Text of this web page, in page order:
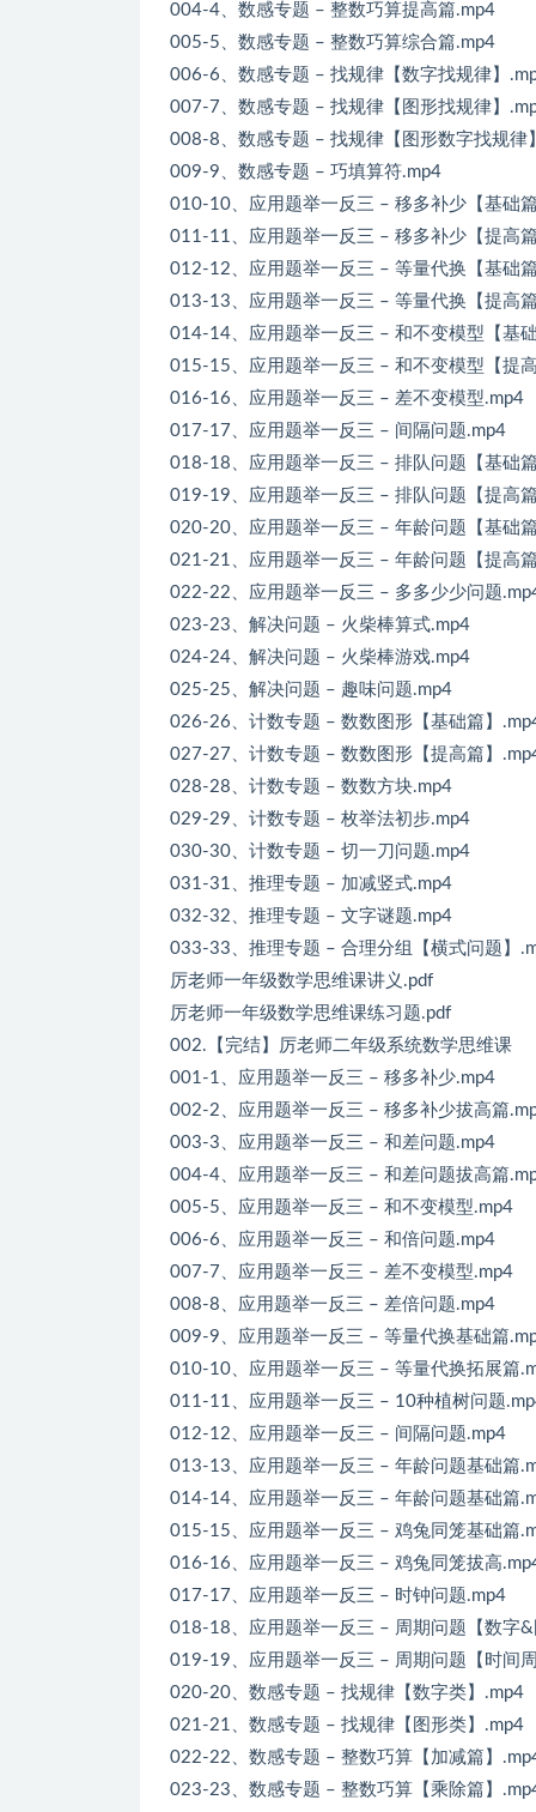
004-4、数感专题 – 整数巧算提高篇.mp4
005-5、数感专题 – 整数巧算综合篇.mp4
006-6、数感专题 – 找规律【数字找规律】
007-7、数感专题 – 找规律【图形找规律】
008-8、数感专题 – 找规律【图形数字找规律
009-9、数感专题 – 巧填算符.mp4
010-10、应用题举一反三 – 移多补少【基础
011-11、应用题举一反三 – 移多补少【提高
012-12、应用题举一反三 – 等量代换【基础
013-13、应用题举一反三 – 等量代换【提高
014-14、应用题举一反三 – 和不变模型【基
015-15、应用题举一反三 – 和不变模型【提
016-16、应用题举一反三 – 差不变模型.mp4
017-17、应用题举一反三 – 间隔问题.mp4
018-18、应用题举一反三 – 排队问题【基础
019-19、应用题举一反三 – 排队问题【提高
020-20、应用题举一反三 – 年龄问题【基础
021-21、应用题举一反三 – 年龄问题【提高
022-22、应用题举一反三 – 多多少少问题
023-23、解决问题 – 火柴棒算式.mp4
024-24、解决问题 – 火柴棒游戏.mp4
025-25、解决问题 – 趣味问题.mp4
026-26、计数专题 – 数数图形【基础篇】
027-27、计数专题 – 数数图形【提高篇】
028-28、计数专题 – 数数方块.mp4
029-29、计数专题 – 枚举法初步.mp4
030-30、计数专题 – 切一刀问题.mp4
031-31、推理专题 – 加减竖式.mp4
032-32、推理专题 – 文字谜题.mp4
033-33、推理专题 – 合理分组【横式问题】
厉老师一年级数学思维课讲义.pdf
厉老师一年级数学思维课练习题.pdf
002.【完结】厉老师二年级系统数学思维课
001-1、应用题举一反三 – 移多补少.mp4
002-2、应用题举一反三 – 移多补少拔高篇
003-3、应用题举一反三 – 和差问题.mp4
004-4、应用题举一反三 – 和差问题拔高篇
005-5、应用题举一反三 – 和不变模型.mp4
006-6、应用题举一反三 – 和倍问题.mp4
007-7、应用题举一反三 – 差不变模型.mp4
008-8、应用题举一反三 – 差倍问题.mp4
009-9、应用题举一反三 – 等量代换基础篇
010-10、应用题举一反三 – 等量代换拓展篇
011-11、应用题举一反三 – 10种植树问题
012-12、应用题举一反三 – 间隔问题.mp4
013-13、应用题举一反三 – 年龄问题基础篇
014-14、应用题举一反三 – 年龄问题基础篇
015-15、应用题举一反三 – 鸡兔同笼基础篇
016-16、应用题举一反三 – 鸡兔同笼拔高
017-17、应用题举一反三 – 时钟问题.mp4
018-18、应用题举一反三 – 周期问题【数字
019-19、应用题举一反三 – 周期问题【时间
020-20、数感专题 – 找规律【数字类】.mp4
021-21、数感专题 – 找规律【图形类】.mp4
022-22、数感专题 – 整数巧算【加减篇】
023-23、数感专题 – 整数巧算【乘除篇】